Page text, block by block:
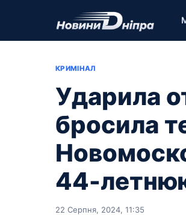
КРИМІНАЛ
Ударила
бросила
44-
22 Серпня, 2024, 11:35